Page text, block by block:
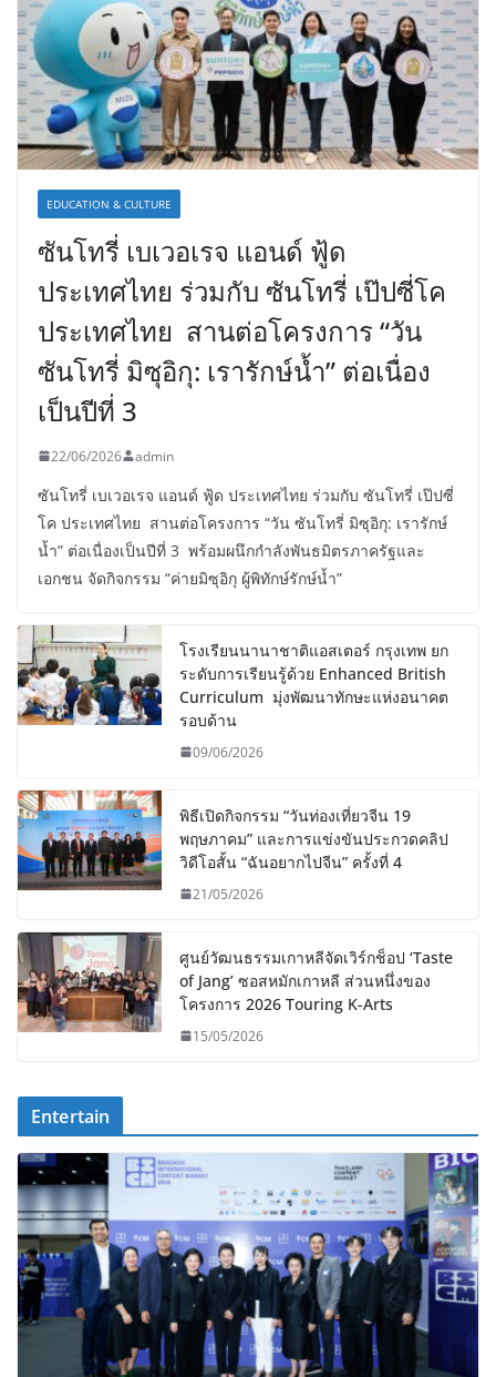
EDUCATION & CULTURE
ซันโทรี่ เบเวอเรจ แอนด์ ฟู้ด
ประเทศไทย ร่วมกับ ซันโทรี่ เป๊ปซี่โค
ประเทศไทย สานต่อโครงการ “วัน
ซันโทรี่ มิซุอิกุ: เรารักษ์น้ำ” ต่อเนื่อง
เป็นปีที่ 3
22/06/2026 admin
ซันโทรี่ เบเวอเรจ แอนด์ ฟู้ด ประเทศไทย ร่วมกับ ซันโทรี่ เป๊ปซี่
โค ประเทศไทย สานต่อโครงการ “วัน ซันโทรี่ มิซุอิกุ: เรารักษ์
น้ำ” ต่อเนื่องเป็นปีที่ 3 พร้อมผนึกกำลังพันธมิตรภาครัฐและ
เอกชน จัดกิจกรรม “ค่ายมิซุอิกุ ผู้พิทักษ์รักษ์น้ำ”
โรงเรียนนานาชาติแอสเตอร์ กรุงเทพ ยก
ระดับการเรียนรู้ด้วย Enhanced British
Curriculum มุ่งพัฒนาทักษะแห่งอนาคต
รอบด้าน
09/06/2026
พิธีเปิดกิจกรรม “วันท่องเที่ยวจีน 19
พฤษภาคม” และการแข่งขันประกวดคลิป
วิดีโอสั้น “ฉันอยากไปจีน” ครั้งที่ 4
21/05/2026
ศูนย์วัฒนธรรมเกาหลีจัดเวิร์กช็อป ‘Taste
of Jang’ ซอสหมักเกาหลี ส่วนหนึ่งของ
โครงการ 2026 Touring K-Arts
15/05/2026
Entertain